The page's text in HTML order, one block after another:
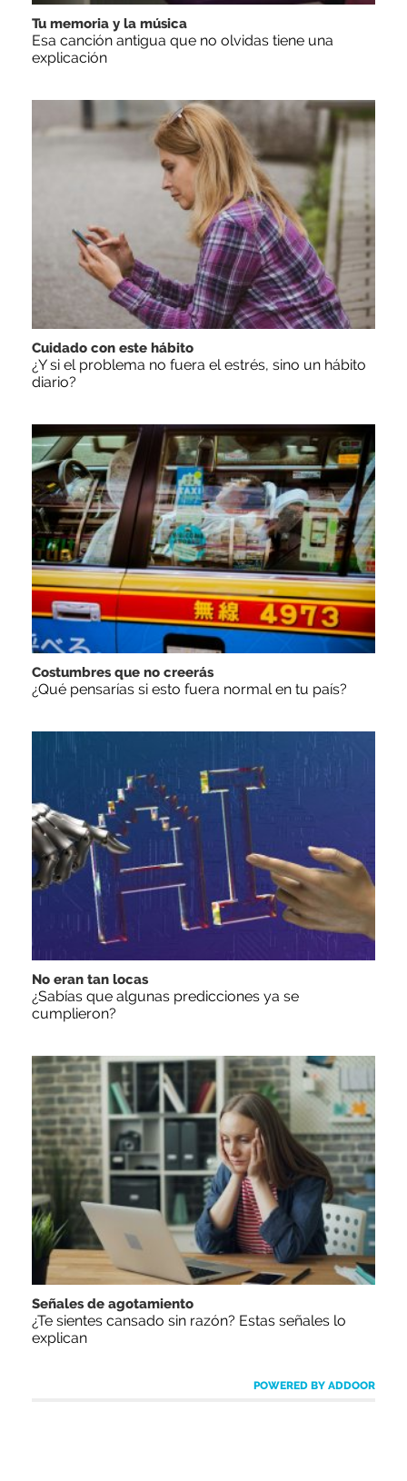
Tu memoria y la música
Esa canción antigua que no olvidas tiene una
explicación
Cuidado con este hábito
¿Y si el problema no fuera el estrés, sino un hábito
diario?
Costumbres que no creerás
¿Qué pensarías si esto fuera normal en tu país?
No eran tan locas
¿Sabías que algunas predicciones ya se
cumplieron?
Señales de agotamiento
¿Te sientes cansado sin razón? Estas señales lo
explican
POWERED BY ADDOOR